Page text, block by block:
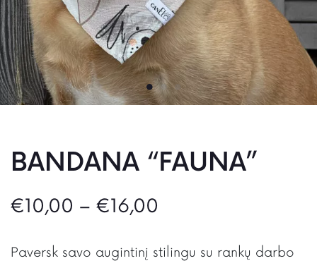
BANDANA “FAUNA”
€10,00 – €16,00
Paversk savo augintinį stilingu su rankų darbo